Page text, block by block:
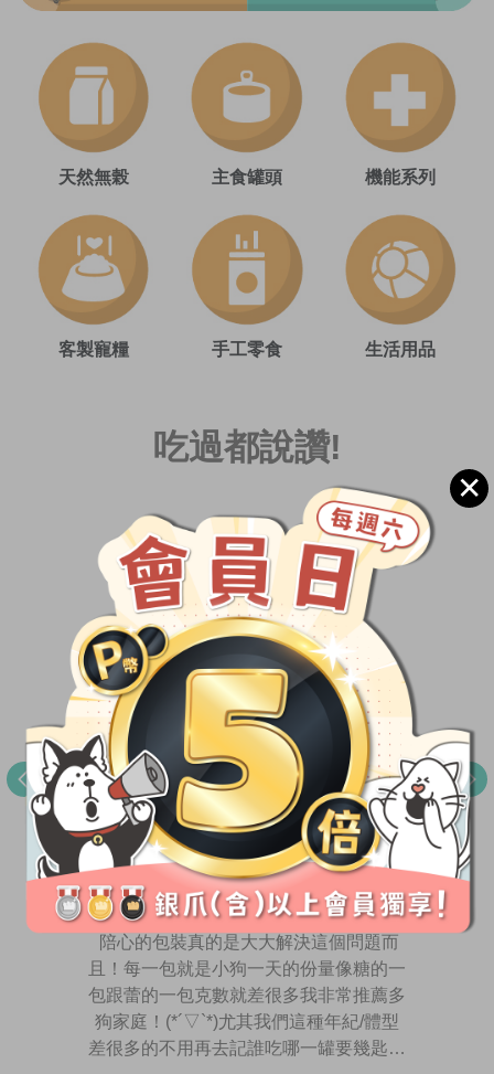
天然無榖 主食罐頭 機能系列
客製寵糧 手工零食 生活用品
吃過都說讚!
連挑食狗狗都抗拒不了！
陪心的包裝真的是大大解決這個問題而
且！每一包就是小狗一天的份量像糖的一
包跟蕾的一包克數就差很多我非常推薦多
狗家庭！(*´▽`*)尤其我們這種年紀/體型
差很多的不用再去記誰吃哪一罐要幾匙等
✕